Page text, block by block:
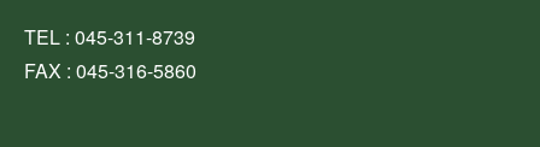
TEL : 045-311-8739
FAX : 045-316-5860